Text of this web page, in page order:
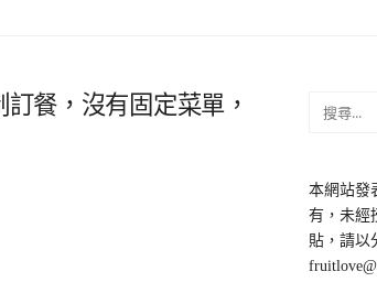
餐，沒有固定菜單，
鍵
字:
本網站發
有，未經
貼，請以